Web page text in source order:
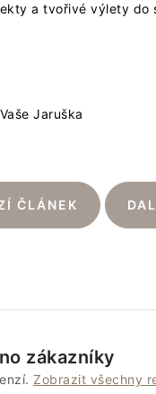
a tvořivé výlety do
Jaruška
ČLÁNEK
zákazníky
Zobrazit všechny